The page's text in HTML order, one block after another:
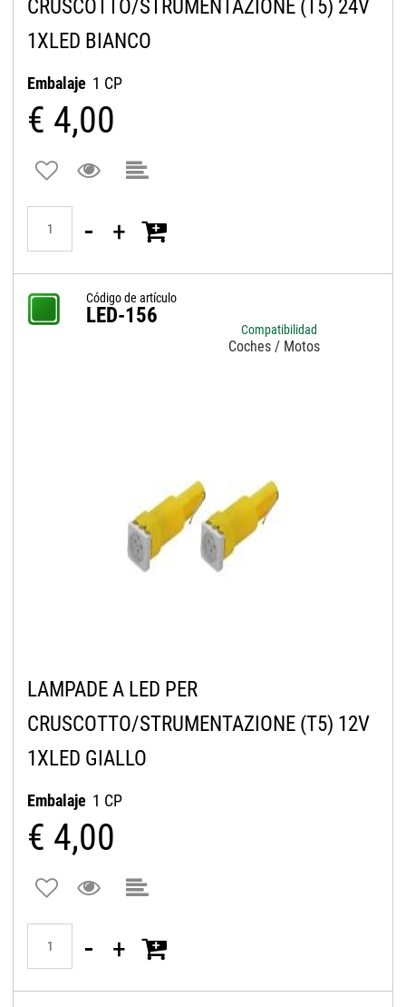
CRUSCOTTO/STRUMENTAZIONE (T5) 24V
1XLED BIANCO
Embalaje 1 CP
€ 4,00
Código de artículo
LED-156
Compatibilidad
Coches / Motos
LAMPADE A LED PER
CRUSCOTTO/STRUMENTAZIONE (T5) 12V
1XLED GIALLO
Embalaje 1 CP
€ 4,00